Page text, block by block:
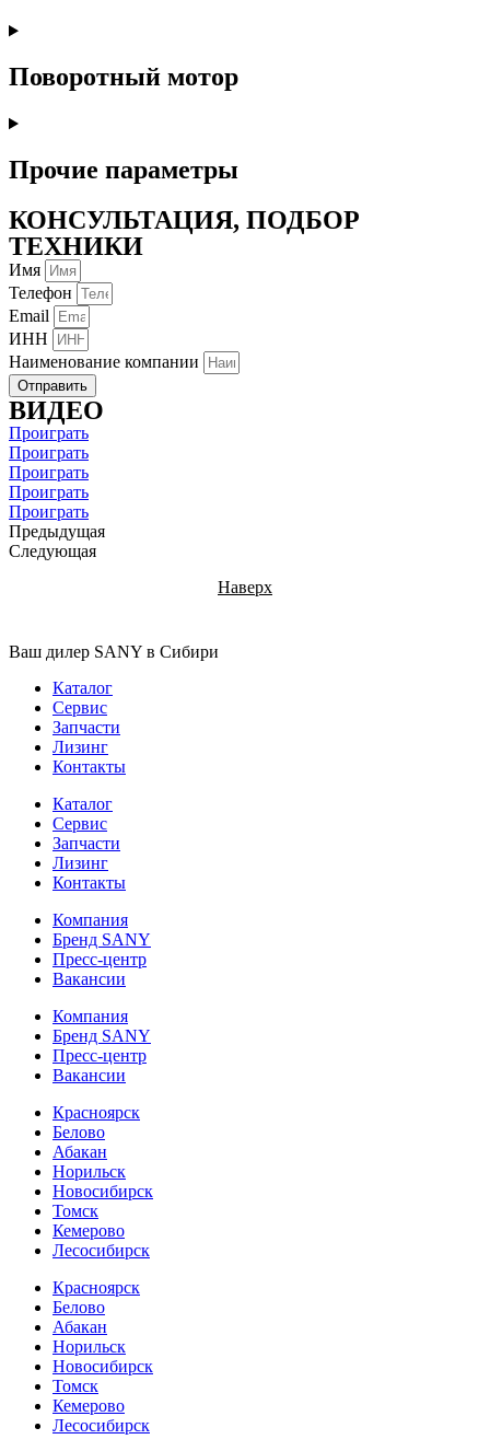
Поворотный мотор
Прочие параметры
КОНСУЛЬТАЦИЯ, ПОДБОР
ТЕХНИКИ
Имя
Телефон
Email
ИНН
Наименование компании
Отправить
ВИДЕО
Проиграть
Проиграть
Проиграть
Проиграть
Проиграть
Предыдущая
Следующая
Наверх
Ваш дилер SANY в Сибири
Каталог
Сервис
Запчасти
Лизинг
Контакты
Каталог
Сервис
Запчасти
Лизинг
Контакты
Компания
Бренд SANY
Пресс-центр
Вакансии
Компания
Бренд SANY
Пресс-центр
Вакансии
Красноярск
Белово
Абакан
Норильск
Новосибирск
Томск
Кемерово
Лесосибирск
Красноярск
Белово
Абакан
Норильск
Новосибирск
Томск
Кемерово
Лесосибирск